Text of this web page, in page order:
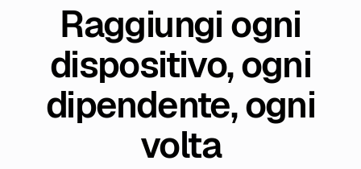
Raggiungi ogni
dispositivo, ogni
dipendente, ogni
volta